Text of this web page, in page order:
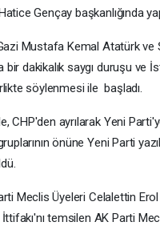
Gençay başkanlığında
Mustafa Kemal Atatürk ve
dakikalık saygı duruşu ve
söylenmesi ile başladı.
CHP'den ayrılarak Yeni
önüne Yeni Parti
Meclis Üyeleri Celalettin
temsilen AK Parti